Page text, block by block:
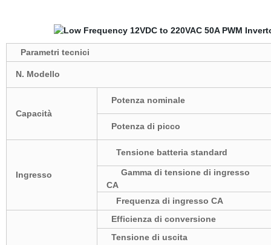
Parametri tecnici
N. Modello
Capacità
Potenza nominale
Potenza di picco
Ingresso
Tensione batteria standard
Gamma di tensione di ingresso
CA
Frequenza di ingresso CA
Efficienza di conversione
Tensione di uscita